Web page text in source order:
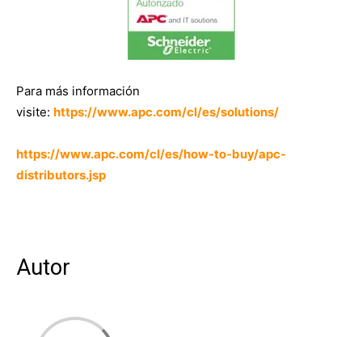
Para más información
visite: https://www.apc.com/cl/es/solutions/
https://www.apc.com/cl/es/how-to-buy/apc-
distributors.jsp
Autor